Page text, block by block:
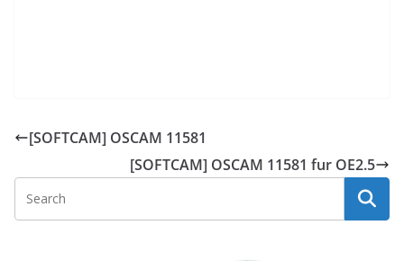
[SOFTCAM] OSCAM 11581
[SOFTCAM] OSCAM 11581 fur OE2.5